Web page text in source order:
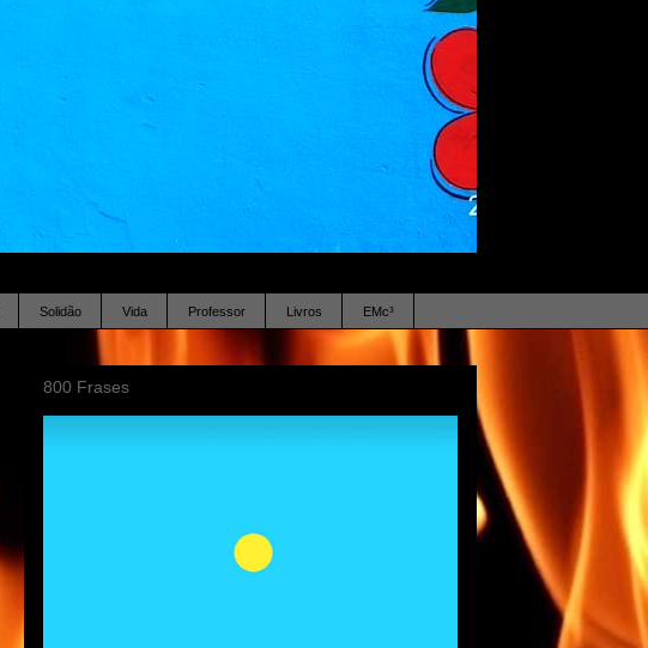
Solidão Vida Professor Livros EMc³
800 Frases